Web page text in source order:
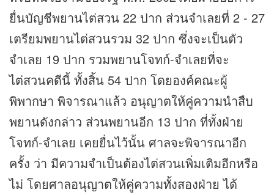
ยื่นบัญชีพยานไต่สวน 22 ปาก ส่วนจำเลยที่ 2 - 27
เตรียมพยานไต่สวนรวม 32 ปาก ซึ่งจะเป็นตัว
จำเลย 19 ปาก รวมพยานโจทก์-จำเลยที่จะ
ไต่สวนคดีนี้ ทั้งสิ้น 54 ปาก โดยองค์คณะผู้
พิพากษา พิจารณาแล้ว อนุญาตให้คู่ความนำสืบ
พยานดังกล่าว ส่วนพยานอีก 13 ปาก ที่ทั้งฝ่าย
โจทก์-จำเลย เคยยื่นไว้นั้น ศาลจะพิจารณาอีก
ครั้ง ว่า มีความจำเป็นต้องไต่สวนเพิ่มเติมอีกหรือ
ไม่ โดยศาลอนุญาตให้คู่ความทั้งสองฝ่าย ได้